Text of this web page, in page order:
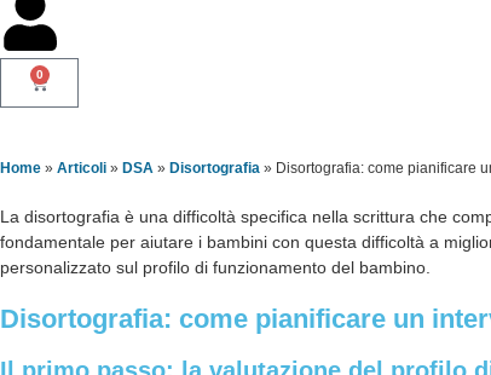
0
Home » Articoli » DSA » Disortografia » Disortografia: come pianificare
La disortografia è una difficoltà specifica nella scrittura che
fondamentale per aiutare i bambini con questa difficoltà a
personalizzato sul profilo di funzionamento del bambino.
Disortografia: come pianificare un